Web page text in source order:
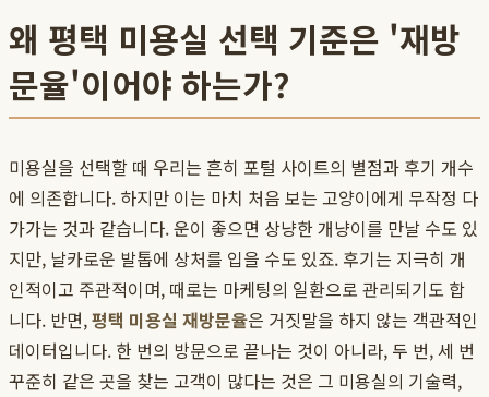
왜 평택 미용실 선택 기준은 '재방
문율'이어야 하는가?
미용실을 선택할 때 우리는 흔히 포털 사이트의 별점과 후기 개수
에 의존합니다. 하지만 이는 마치 처음 보는 고양이에게 무작정 다
가가는 것과 같습니다. 운이 좋으면 상냥한 개냥이를 만날 수도 있
지만, 날카로운 발톱에 상처를 입을 수도 있죠. 후기는 지극히 개
인적이고 주관적이며, 때로는 마케팅의 일환으로 관리되기도 합
니다. 반면,평택 미용실 재방문율은 거짓말을 하지 않는 객관적인
데이터입니다. 한 번의 방문으로 끝나는 것이 아니라, 두 번, 세 번
꾸준히 같은 곳을 찾는 고객이 많다는 것은 그 미용실의 기술력,